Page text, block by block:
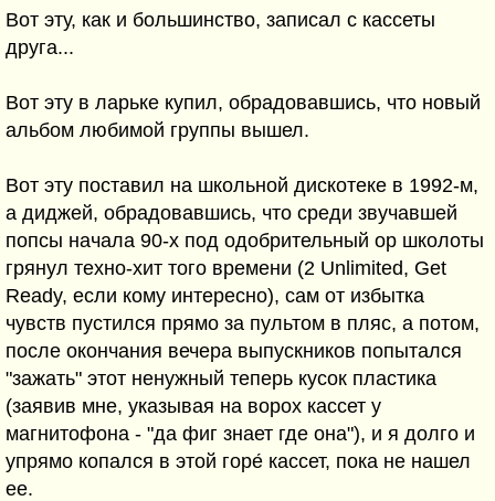
Вот эту, как и большинство, записал с кассеты
друга...
Вот эту в ларьке купил, обрадовавшись, что новый
альбом любимой группы вышел.
Вот эту поставил на школьной дискотеке в 1992-м,
а диджей, обрадовавшись, что среди звучавшей
попсы начала 90-х под одобрительный ор школоты
грянул техно-хит того времени (2 Unlimited, Get
Ready, если кому интересно), сам от избытка
чувств пустился прямо за пультом в пляс, а потом,
после окончания вечера выпускников попытался
"зажать" этот ненужный теперь кусок пластика
(заявив мне, указывая на ворох кассет у
магнитофона - "да фиг знает где она"), и я долго и
упрямо копался в этой горе́ кассет, пока не нашел
ее.